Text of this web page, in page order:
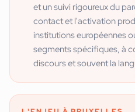
et un suivi rigoureux du
contact et l'activation
institutions européennes
segments spécifiques, à
discours et souvent la